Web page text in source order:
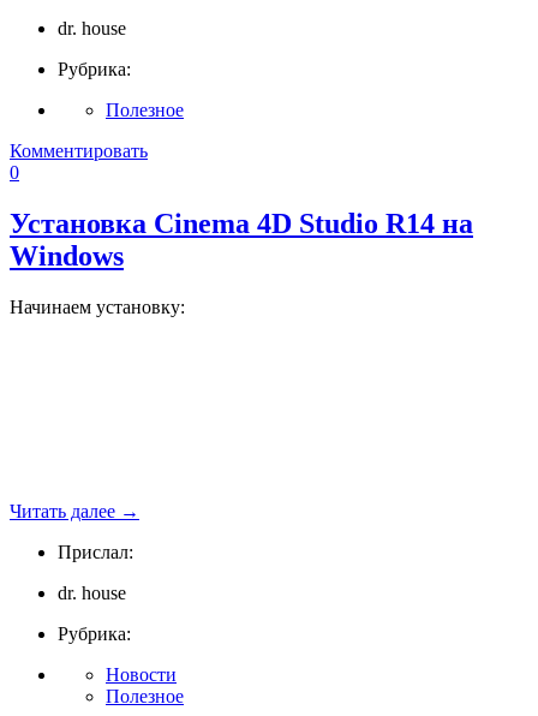
dr. house
Рубрика:
Полезное
Комментировать
0
Установка Cinema 4D Studio R14 на
Windows
Начинаем установку:
Читать далее →
Прислал:
dr. house
Рубрика:
Новости
Полезное